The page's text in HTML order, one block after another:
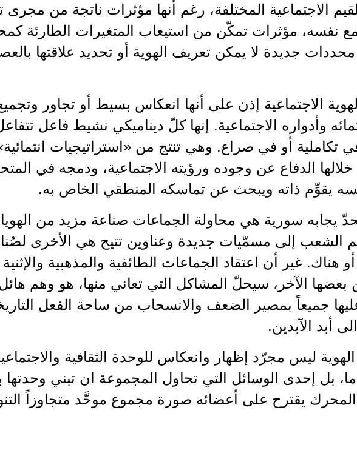
الاجتماعية المختلفة، رغم أنها مؤثرات ناتجة من مجرى
مع نفسه، مؤثرات تمكّن من استيعاب المتغيرات الطارئة
محددات جديدة لا يمكن تعريف الهوية أو تحديد علاقتها
الاجتماعية إذن على أنها انعكاس بسيط أو تجاور
وأدواره الاجتماعية. إنها كلّ ديناميكي نشيط فاعل
تكاملية أو في صراع. وهي تنتج من «استراتيجيات
خلالها الدفاع عن وجوده ورؤيته الاجتماعية، ودمجه في
يقوِّم ذاته ويبحث عن تماسكه المنطقي الخاص به.
يجابه سورية هي محاولة الجماعات صناعة مزيد من
الشعب إلى مسمّيات جديدة وعناوين تتيح هي الأخرى
هناك. غير أن اعتقاد الجماعات الطائفية والمذهبية والإثنية
الآخر، سيحلّ المشاكل التي تعاني منها، هو وهم
جميعاً بمصير الضعف والانسحاب من ساحة الفعل
أبد الآبدين.
الهوية ليس مجرّد إظهار وانعكاس للوحدة الثقافية
بل إحدى الوسائل التي تحاول المجموعة ان تبني وحدتها
يقترح على أعضائه صورة مجموع موحَّد متجاوزاً